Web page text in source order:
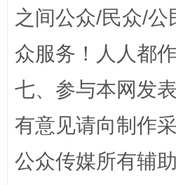
“蜀中异人”王建安的艺术
之间公众/民众/
众服务！人人都
七、参与本网发
有意见请向制作
公众传媒所有辅